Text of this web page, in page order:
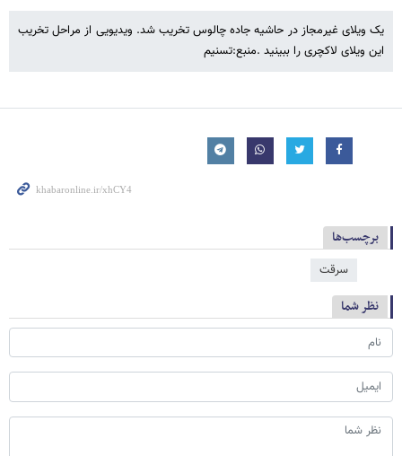
یک ویلای غیرمجاز در حاشیه جاده چالوس تخریب شد. ویدیویی از مراحل تخریب
این ویلای لاکچری را ببینید .منبع:تسنیم
برچسب‌ها
سرقت
نظر شما